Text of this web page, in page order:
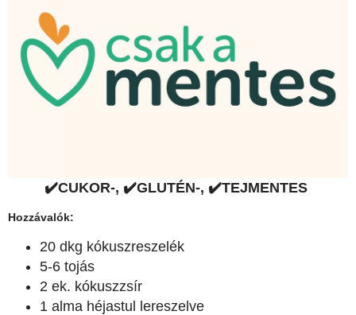
✔️CUKOR-, ✔️GLUTÉN-, ✔️TEJMENTES
Hozzávalók:
20 dkg kókuszreszelék
5-6 tojás
2 ek. kókuszzsír
1 alma héjastul lereszelve